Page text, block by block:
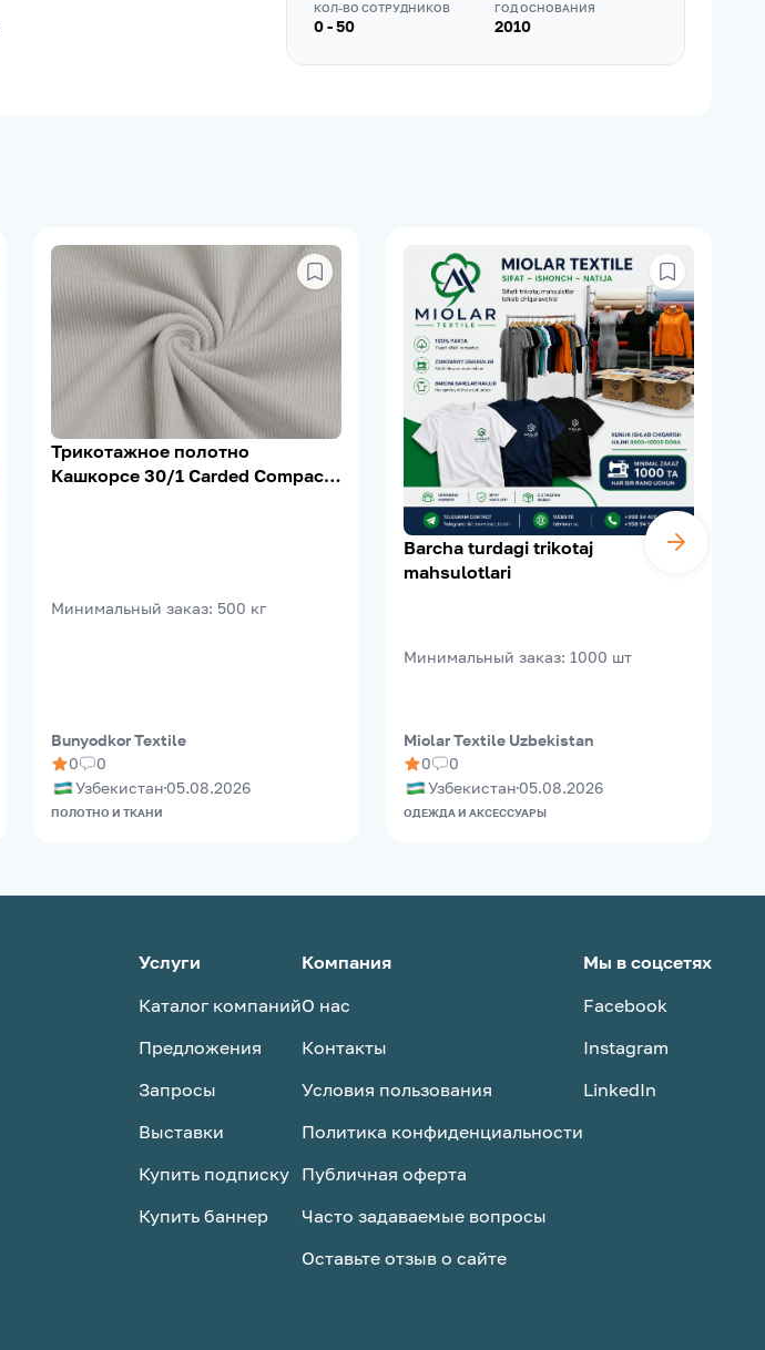
КОЛ-ВО СОТРУДНИКОВ
0 - 50
ГОД ОСНОВАНИЯ
2010
Трикотажное полотно
Кашкорсе 30/1 Carded Compact,
Минимальный заказ: 500 кг
Bunyodkor Textile
0
0
Узбекистан 05.08.2026
ПОЛОТНО И ТКАНИ
Barcha turdagi trikotaj
mahsulotlari
Минимальный заказ: 1000 шт
Miolar Textile Uzbekistan
0
0
Узбекистан 05.08.2026
ОДЕЖДА И АКСЕССУАРЫ
Услуги
Каталог компаний
Предложения
Запросы
Выставки
Купить подписку
Купить баннер
Компания
О нас
Контакты
Условия пользования
Политика конфиденциальности
Публичная оферта
Часто задаваемые вопросы
Оставьте отзыв о сайте
Мы в соцсетях
Facebook
Instagram
LinkedIn